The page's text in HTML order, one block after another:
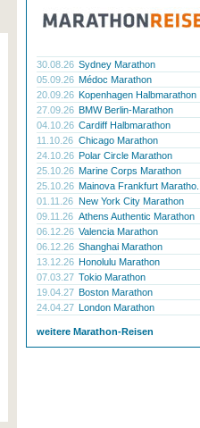
30.08.26 Sydney Marathon
05.09.26 Médoc Marathon
20.09.26 Kopenhagen Halbmarathon
27.09.26 BMW Berlin-Marathon
04.10.26 Cardiff Halbmarathon
11.10.26 Chicago Marathon
24.10.26 Polar Circle Marathon
25.10.26 Marine Corps Marathon
25.10.26 Mainova Frankfurt Maratho...
01.11.26 New York City Marathon
09.11.26 Athens Authentic Marathon
06.12.26 Valencia Marathon
06.12.26 Shanghai Marathon
13.12.26 Honolulu Marathon
07.03.27 Tokio Marathon
19.04.27 Boston Marathon
24.04.27 London Marathon
weitere Marathon-Reisen